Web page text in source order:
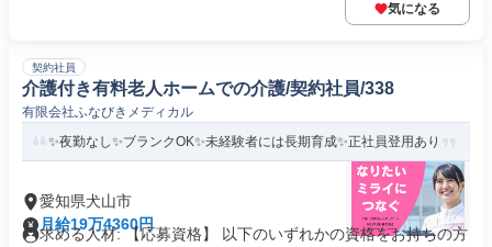
気になる
契約社員
介護付き有料老人ホームでの介護/契約社員/338
有限会社ふなびきメディカル
✨夜勤なし✨ブランクOK✨未経験者には長期育成✨正社員登用あり
愛知県犬山市
月給19万4360円
求める人材: 【応募資格】 以下のいずれかの資格をお持ちの方